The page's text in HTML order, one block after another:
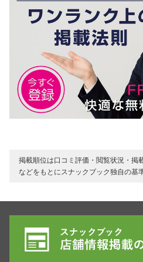
掲載順位は口コミ評価・閲覧状況・掲
などをもとにスナックブック独自の基